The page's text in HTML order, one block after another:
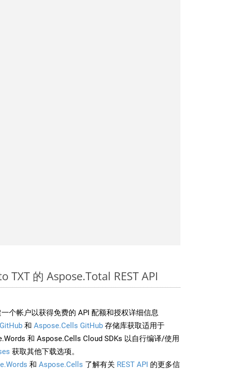
TXT 的 Aspose.Total REST API
个帐户以获得免费的 API 配额和授权详细信息
和 Aspose.Cells GitHub 存储库获取适用于
和 Aspose.Cells Cloud SDKs 以自行编译/使用
获取其他下载选项。
和 Aspose.Cells 了解有关 REST API 的更多信